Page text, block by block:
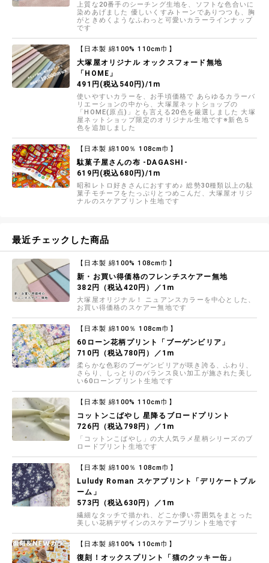
上質な20番手のシーチング生地を、ソフトな色合いに
染めあげました 優しいくすみトーンでありつつも、胸
がときめくようなふわっと可愛いカラーラインナップ
です
【日本製 綿100% 110cm巾】
大塚屋オリジナル オックスフォード無地
「HOME」
491円(税込540円)/1m
使いやすいカラーを、お手頃価格で あらゆるカラーバ
リエーションの中から、大塚屋ネットショップの
「HOME(原点)」とも言える20色を厳選しました 大塚
屋ネットショップ限定のオリジナル生地です※新色５
色を追加しました
【日本製 綿100％ 108cm巾】
駄菓子屋さんの布 -DAGASHI-
619円(税込680円)/1m
昭和レトロ好きさんにおすすめ♪ 総勢30種類以上の駄
菓子モチーフをたっぷりとつめこんだ、大塚屋オリジ
ナルのスケアプリント生地です
最近チェックした商品
【日本製 綿100% 108cm巾】
新・お買い得価格のフレンチスケアー無地
382円（税込420円）／1m
大塚屋オリジナル！ ニュアンスカラーを中心とした、
お買い得価格のスケアー無地です
【日本製 綿100％ 108cm巾】
60ローン花柄プリント「ブーゲンビリア」
710円（税込780円）／1m
柔らかな色彩のブーゲンビリアが咲き誇る、ふわり、
さらり、しっとりのバランス良い加工が施された美し
い60ローンプリント生地です
【日本製 綿100% 110cm巾】
コットンこばやし 星降るブロードプリント
726円（税込798円）／1m
「コットンこばやし」の大人気ラメ星柄シリーズのブ
ロードプリント生地です
【日本製 綿100％ 108cm巾】
Luludy Roman スケアプリント「デリケートブル
ーム」
573円（税込630円）／1m
繊細なタッチで描かれ、どこか儚い雰囲気をまとった
美しい花柄デザインのスケアープリント生地です
【日本製 綿100% 110cm巾】
復刻！オックスプリント「猫のクッキー缶」